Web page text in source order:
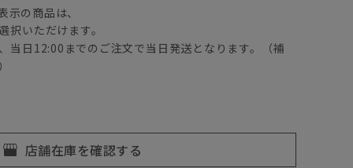
示の商品は、
択いただけます。
当日12:00までのご注文で当日発送となります。（補